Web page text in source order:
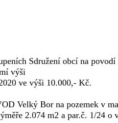
Sdružení obcí na
výši
ve výši 10.000,- Kč.
Velký Bor na pozemek v
2.074 m2 a par.č. 1/24 o